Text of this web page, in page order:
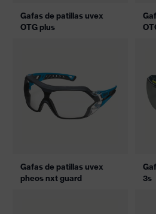
Gafas de patillas uvex
OTG plus
Gafas de patillas uvex
pheos nxt guard
3s